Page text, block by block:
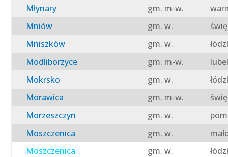
Młynary
gm. m-w.
Mniów
gm. w.
Mniszków
gm. w.
Modliborzyce
gm. m-w.
Mokrsko
gm. w.
Morawica
gm. m-w.
Morzeszczyn
gm. w.
Moszczenica
gm. w.
Moszczenica
gm. w.